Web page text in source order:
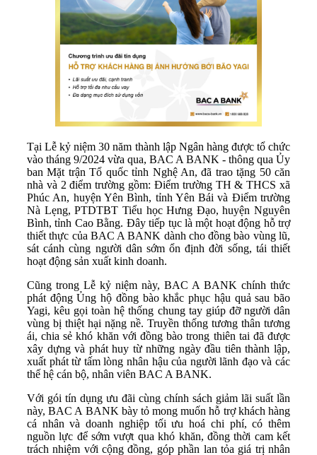
Tại Lễ kỷ niệm 30 năm thành lập Ngân hàng được tổ chức
vào tháng 9/2024 vừa qua, BAC A BANK - thông qua Ủy
ban Mặt trận Tổ quốc tỉnh Nghệ An, đã trao tặng 50 căn
nhà và 2 điểm trường gồm: Điểm trường TH & THCS xã
Phúc An, huyện Yên Bình, tỉnh Yên Bái và Điểm trường
Nà Lẹng, PTDTBT Tiểu học Hưng Đạo, huyện Nguyên
Bình, tỉnh Cao Bằng. Đây tiếp tục là một hoạt động hỗ trợ
thiết thực của BAC A BANK dành cho đồng bào vùng lũ,
sát cánh cùng người dân sớm ổn định đời sống, tái thiết
hoạt động sản xuất kinh doanh.
Cũng trong Lễ kỷ niệm này, BAC A BANK chính thức
phát động Ủng hộ đồng bào khắc phục hậu quả sau bão
Yagi, kêu gọi toàn hệ thống chung tay giúp đỡ người dân
vùng bị thiệt hại nặng nề. Truyền thống tương thân tương
ái, chia sẻ khó khăn với đồng bào trong thiên tai đã được
xây dựng và phát huy từ những ngày đầu tiên thành lập,
xuất phát từ tấm lòng nhân hậu của người lãnh đạo và các
thế hệ cán bộ, nhân viên BAC A BANK.
Với gói tín dụng ưu đãi cùng chính sách giảm lãi suất lần
này, BAC A BANK bày tỏ mong muốn hỗ trợ khách hàng
cá nhân và doanh nghiệp tối ưu hoá chi phí, có thêm
nguồn lực để sớm vượt qua khó khăn, đồng thời cam kết
trách nhiệm với cộng đồng, góp phần lan tỏa giá trị nhân